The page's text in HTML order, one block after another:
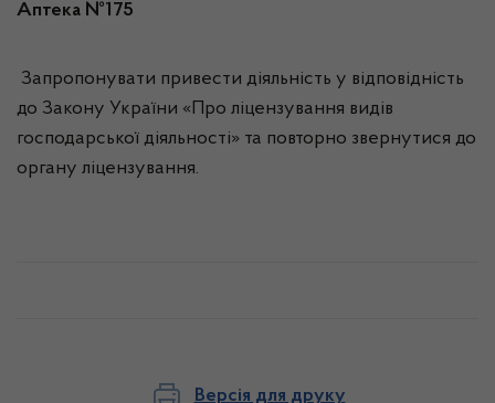
Аптека №175
Запропонувати привести діяльність у відповідність
до Закону України «Про ліцензування видів
господарської діяльності» та повторно звернутися до
органу ліцензування.
Версія для друку